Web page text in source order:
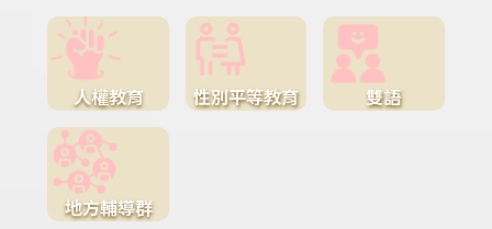
人權教育 性別平等教育 雙語
地方輔導群